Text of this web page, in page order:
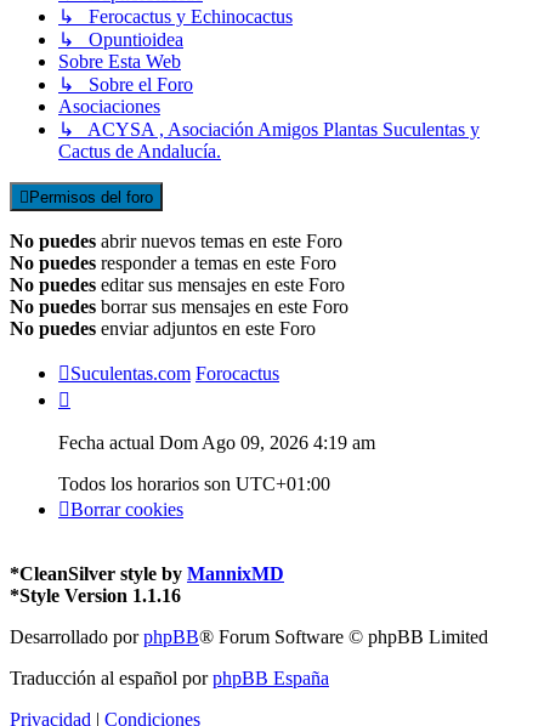
↳ Ferocactus y Echinocactus
↳ Opuntioidea
Sobre Esta Web
↳ Sobre el Foro
Asociaciones
↳ ACYSA , Asociación Amigos Plantas Suculentas y
Cactus de Andalucía.
Permisos del foro
No puedes abrir nuevos temas en este Foro
No puedes responder a temas en este Foro
No puedes editar sus mensajes en este Foro
No puedes borrar sus mensajes en este Foro
No puedes enviar adjuntos en este Foro
Suculentas.com Forocactus
Fecha actual Dom Ago 09, 2026 4:19 am
Todos los horarios son UTC+01:00
Borrar cookies
*CleanSilver style by MannixMD
*Style Version 1.1.16
Desarrollado porphpBB® Forum Software © phpBB Limited
Traducción al español porphpBB España
Privacidad | Condiciones